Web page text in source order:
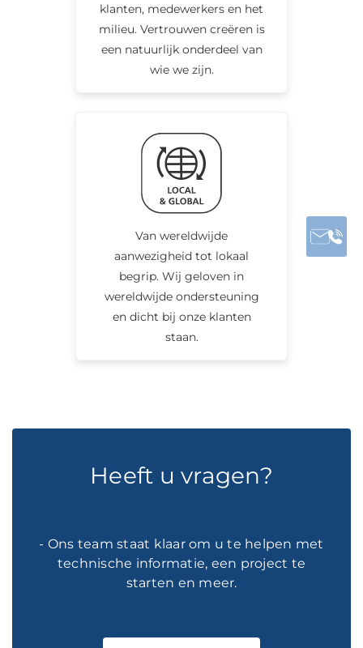
klanten, medewerkers en het
milieu. Vertrouwen creëren is
een natuurlijk onderdeel van
wie we zijn.
Van wereldwijde
aanwezigheid tot lokaal
begrip. Wij geloven in
wereldwijde ondersteuning
en dicht bij onze klanten
staan.
Heeft u vragen?
- Ons team staat klaar om u te helpen met
technische informatie, een project te
starten en meer.